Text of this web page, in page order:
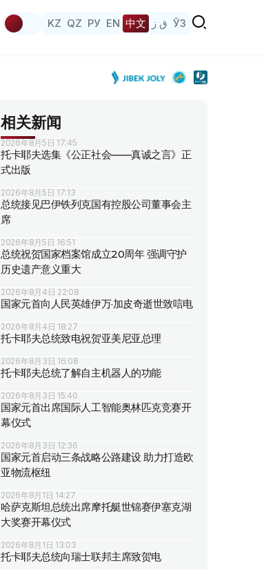
KZ QZ РУ EN 中文 ق ز ЎЗ
相关新闻
2026年8月5日 17:45
托卡耶夫选集《公正社会——真诚之言》正
式出版
2026年8月5日 17:13
总统接见巴伊铁列克国有控股公司董事会主
席
2026年8月5日 16:51
总统祝贺国家档案馆成立20周年 强调守护
历史遗产意义重大
2026年8月4日 22:08
国家元首向人民英雄伊万·加皮奇逝世致唁电
2026年8月4日 18:27
托卡耶夫总统致电祝贺亚美尼亚总理
2026年8月3日 16:08
托卡耶夫总统了解自主机器人的功能
2026年8月3日 15:40
国家元首出席国际人工智能奥林匹克竞赛开
幕仪式
2026年8月3日 12:36
国家元首启动三条战略公路建设 助力打造欧
亚物流枢纽
2026年8月1日 14:27
哈萨克斯坦总统出席摩托艇世锦赛伊塞克湖
大奖赛开幕仪式
2026年8月1日 13:03
托卡耶夫总统向瑞士联邦主席致贺电